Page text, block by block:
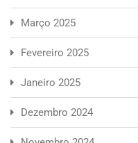
Março 2025
Fevereiro 2025
Janeiro 2025
Dezembro 2024